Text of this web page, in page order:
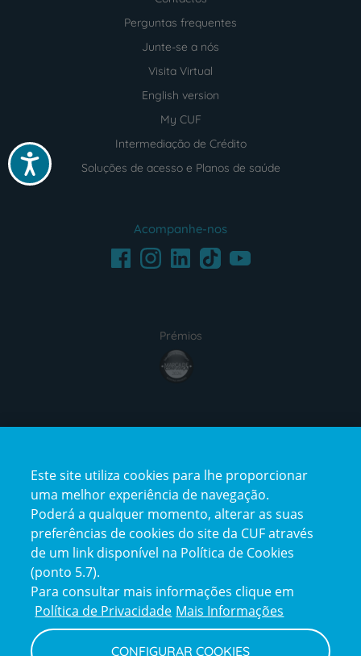
Acessibilidade
Perguntas frequentes
Junte-se a nós
Visita Virtual
English version
My CUF
Intermediação de Crédito
Soluções de acesso e Planos de saúde
Acompanhe-nos
FacebookInstagramLinkedInTikTokYoutube
Prémios
award4
certification2certification3
Reclamações
e
elogios
Este site utiliza cookies para lhe proporcionar
uma melhor experiência de navegação.
Poderá a qualquer momento, alterar as suas
preferências de cookies do site da CUF através
de um link disponível na Política de Cookies
(ponto 5.7).
Para consultar mais informações clique em
Política de Privacidade Mais Informações
CONFIGURAR COOKIES